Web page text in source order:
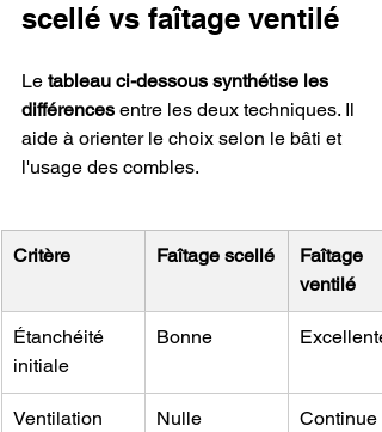
scellé vs faîtage ventilé
Le tableau ci-dessous synthétise les
différences entre les deux techniques. Il
aide à orienter le choix selon le bâti et
l'usage des combles.
Critère Faîtage scellé
Faîtage
ventilé
Étanchéité
initiale
Bonne Excellente
Ventilation
Nulle Continue